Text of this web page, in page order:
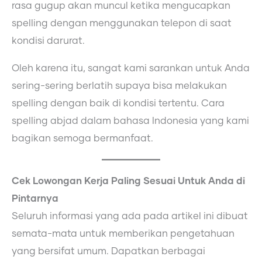
rasa gugup akan muncul ketika mengucapkan
spelling dengan menggunakan telepon di saat
kondisi darurat.
Oleh karena itu, sangat kami sarankan untuk Anda
sering-sering berlatih supaya bisa melakukan
spelling dengan baik di kondisi tertentu. Cara
spelling abjad dalam bahasa Indonesia yang kami
bagikan semoga bermanfaat.
Cek Lowongan Kerja Paling Sesuai Untuk Anda di
Pintarnya
Seluruh informasi yang ada pada artikel ini dibuat
semata-mata untuk memberikan pengetahuan
yang bersifat umum. Dapatkan berbagai